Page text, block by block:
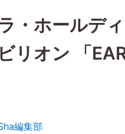
・ホールデ
リオン 「
編集部